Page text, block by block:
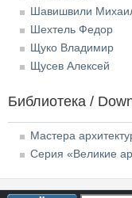
Шавишвили
Шехтель Федор
Щуко Владимир
Щусев Алексей
Библиотека /
Мастера
Серия «Великие